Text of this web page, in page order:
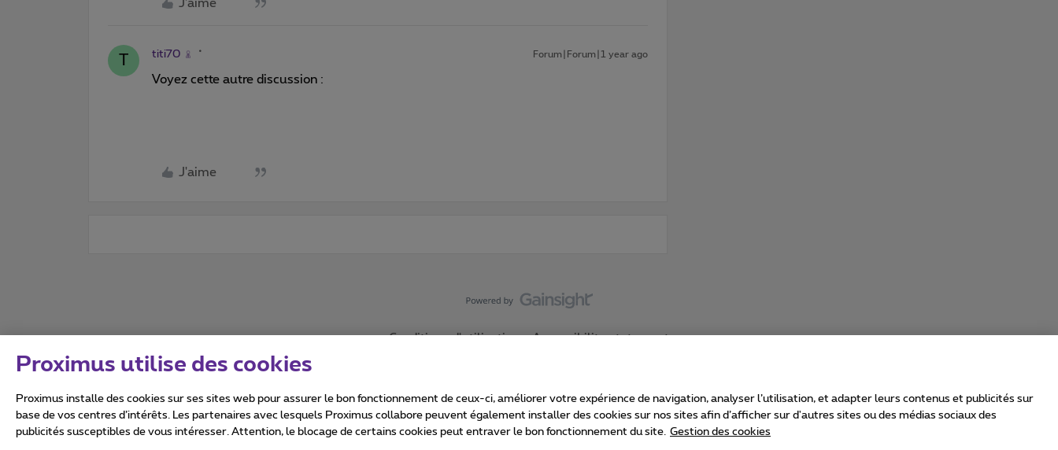
J'aime
T titi70 Forum|Forum|1 year ago
Voyez cette autre discussion :
J'aime
Conditions d'utilisation Accessibility statement
Tous droits réservés. ©2026Proximus
Proximus utilise des cookies
Proximus installe des cookies sur ses sites web pour assurer le bon fonctionnement de ceux-ci, améliorer votre expérience de navigation, analyser l’utilisation, et adapter leurs contenus et publicités sur
base de vos centres d’intérêts. Les partenaires avec lesquels Proximus collabore peuvent également installer des cookies sur nos sites afin d’afficher sur d'autres sites ou des médias sociaux des
publicités susceptibles de vous intéresser. Attention, le blocage de certains cookies peut entraver le bon fonctionnement du site. Gestion des cookies